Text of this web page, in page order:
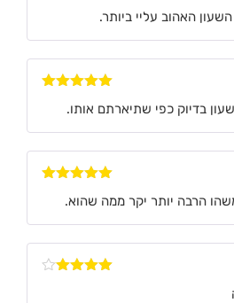
5
האהוב עליי ביותר.
5
בדיוק כפי שתיארתם אותו.
5
הרבה יותר יקר ממה שהוא.